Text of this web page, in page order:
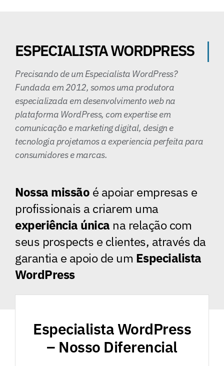
ESPECIALISTA WORDPRESS
Precisando de um Especialista WordPress?
Fundada em 2012, somos uma produtora
especializada em desenvolvimento web na
plataforma WordPress, com expertise em
comunicação e marketing digital, design e
tecnologia projetamos a experiencia perfeita para
consumidores e marcas.
Nossa missão é apoiar empresas e
profissionais a criarem uma
experiência única na relação com
seus prospects e clientes, através da
garantia e apoio de um Especialista
WordPress
Especialista WordPress
– Nosso Diferencial